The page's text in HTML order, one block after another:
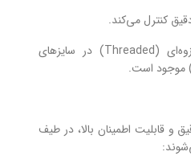
کنترل می‌کند.
اتصال: معمولاً به صورت رزوه‌ای (Threaded) در سایزهای
و قابلیت اطمینان بالا، در طیف